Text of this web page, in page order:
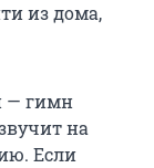
из дома,
— гимн
на
Если